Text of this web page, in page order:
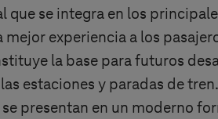
se integra en los
experiencia a los
la base para futuros
estaciones y paradas de
presentan en un moderno